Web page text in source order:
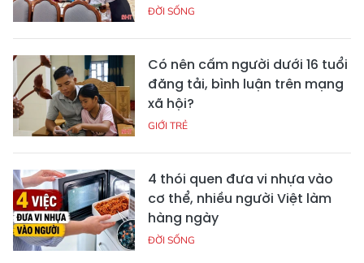
ĐỜI SỐNG
Có nên cấm người dưới 16 tuổi
đăng tải, bình luận trên mạng
xã hội?
GIỚI TRẺ
4 thói quen đưa vi nhựa vào
cơ thể, nhiều người Việt làm
hàng ngày
ĐỜI SỐNG